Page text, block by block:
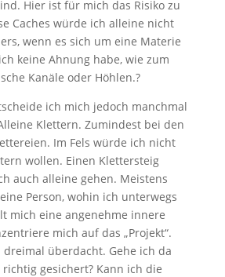
Hier ist für mich das Risiko zu
Caches würde ich alleine nicht
wenn es sich um eine Materie
keine Ahnung habe, wie zum
Kanäle oder Höhlen.?
ich mich jedoch manchmal
Klettern. Zumindest bei den
Im Fels würde ich nicht
wollen. Einen Klettersteig
auch alleine gehen. Meistens
Person, wohin ich unterwegs
mich eine angenehme innere
mich auf das „Projekt“.
dreimal überdacht. Gehe ich da
gesichert? Kann ich die